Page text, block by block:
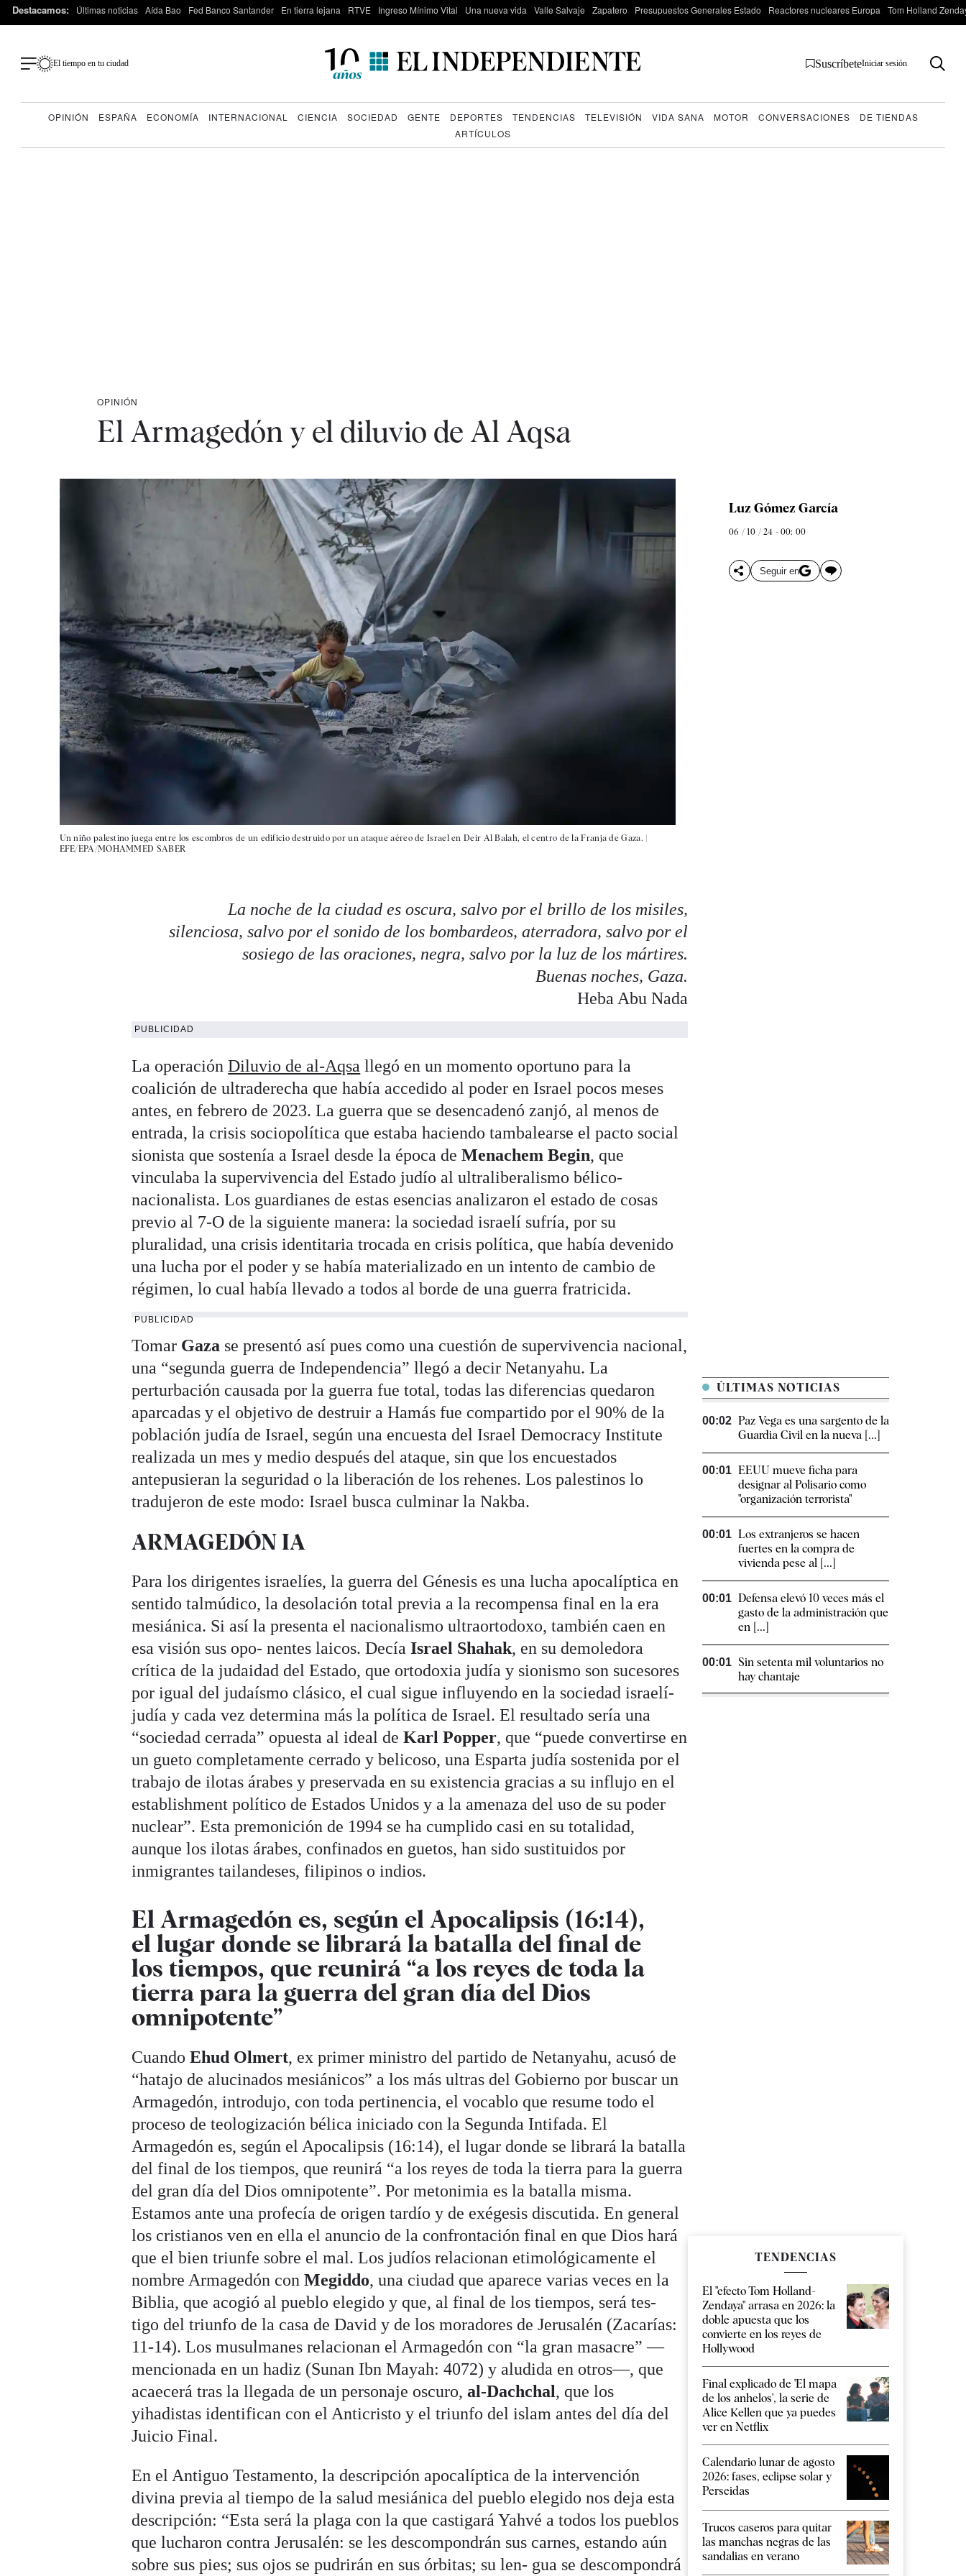
Destacamos: Últimas noticias Aída Bao Fed Banco Santander En tierra lejana RTVE Ingreso Mínimo Vital Una nueva vida Valle Salvaje Zapatero Presupuestos Generales Estado Reactores nucleares Europa Tom Holland
El tiempo en tu ciudad SuscríbeteIniciar sesión
OPINIÓN ESPAÑA ECONOMÍA INTERNACIONAL CIENCIA SOCIEDAD GENTE DEPORTES TENDENCIAS TELEVISIÓN VIDA SANA MOTOR CONVERSACIONES
DE TIENDAS
ARTÍCULOS
OPINIÓN
El Armagedón y el diluvio de Al Aqsa
Un niño palestino juega entre los escombros de un edificio destruido por un ataque aéreo de Israel en Deir Al Balah, el centro de la Franja de Gaza. |
EFE/EPA/MOHAMMED SABER
Luz Gómez García
06 / 10 / 24 - 00: 00
Seguir en
La noche de la ciudad es oscura, salvo por el brillo de los misiles,
silenciosa, salvo por el sonido de los bombardeos, aterradora, salvo por el
sosiego de las oraciones, negra, salvo por la luz de los mártires.
Buenas noches, Gaza.
Heba Abu Nada
PUBLICIDAD
La operaciónDiluvio de al-Aqsa llegó en un momento oportuno para la
coalición de ultraderecha que había accedido al poder en Israel pocos meses
antes, en febrero de 2023. La guerra que se desencadenó zanjó, al menos de
entrada, la crisis sociopolítica que estaba haciendo tambalearse el pacto social
sionista que sostenía a Israel desde la época deMenachem Begin, que
vinculaba la supervivencia del Estado judío al ultraliberalismo bélico-
nacionalista. Los guardianes de estas esencias analizaron el estado de cosas
previo al 7-O de la siguiente manera: la sociedad israelí sufría, por su
pluralidad, una crisis identitaria trocada en crisis política, que había devenido
una lucha por el poder y se había materializado en un intento de cambio de
régimen, lo cual había llevado a todos al borde de una guerra fratricida.
PUBLICIDAD
Tomar Gaza se presentó así pues como una cuestión de supervivencia nacional,
una “segunda guerra de Independencia” llegó a decir Netanyahu. La
perturbación causada por la guerra fue total, todas las diferencias quedaron
aparcadas y el objetivo de destruir a Hamás fue compartido por el 90% de la
población judía de Israel, según una encuesta del Israel Democracy Institute
realizada un mes y medio después del ataque, sin que los encuestados
antepusieran la seguridad o la liberación de los rehenes. Los palestinos lo
tradujeron de este modo: Israel busca culminar la Nakba.
ARMAGEDÓN IA
Para los dirigentes israelíes, la guerra del Génesis es una lucha apocalíptica en
sentido talmúdico, la desolación total previa a la recompensa final en la era
mesiánica. Si así la presenta el nacionalismo ultraortodoxo, también caen en
esa visión sus opo- nentes laicos. DecíaIsrael Shahak, en su demoledora
crítica de la judaidad del Estado, que ortodoxia judía y sionismo son sucesores
por igual del judaísmo clásico, el cual sigue influyendo en la sociedad israelí-
judía y cada vez determina más la política de Israel. El resultado sería una
“sociedad cerrada” opuesta al ideal deKarl Popper, que “puede convertirse en
un gueto completamente cerrado y belicoso, una Esparta judía sostenida por el
trabajo de ilotas árabes y preservada en su existencia gracias a su influjo en el
establishment político de Estados Unidos y a la amenaza del uso de su poder
nuclear”. Esta premonición de 1994 se ha cumplido casi en su totalidad,
aunque los ilotas árabes, confinados en guetos, han sido sustituidos por
inmigrantes tailandeses, filipinos o indios.
El Armagedón es, según el Apocalipsis (16:14),
el lugar donde se librará la batalla del final de
los tiempos, que reunirá “a los reyes de toda la
tierra para la guerra del gran día del Dios
omnipotente”
CuandoEhud Olmert, ex primer ministro del partido de Netanyahu, acusó de
“hatajo de alucinados mesiánicos” a los más ultras del Gobierno por buscar un
Armagedón, introdujo, con toda pertinencia, el vocablo que resume todo el
proceso de teologización bélica iniciado con la Segunda Intifada. El
Armagedón es, según el Apocalipsis (16:14), el lugar donde se librará la batalla
del final de los tiempos, que reunirá “a los reyes de toda la tierra para la guerra
del gran día del Dios omnipotente”. Por metonimia es la batalla misma.
Estamos ante una profecía de origen tardío y de exégesis discutida. En general
los cristianos ven en ella el anuncio de la confrontación final en que Dios hará
que el bien triunfe sobre el mal. Los judíos relacionan etimológicamente el
nombre Armagedón conMegiddo, una ciudad que aparece varias veces en la
Biblia, que acogió al pueblo elegido y que, al final de los tiempos, será tes-
tigo del triunfo de la casa de David y de los moradores de Jerusalén (Zacarías:
11-14). Los musulmanes relacionan el Armagedón con “la gran masacre” —
mencionada en un hadiz (Sunan Ibn Mayah: 4072) y aludida en otros—, que
acaecerá tras la llegada de un personaje oscuro,al-Dachchal, que los
yihadistas identifican con el Anticristo y el triunfo del islam antes del día del
Juicio Final.
En el Antiguo Testamento, la descripción apocalíptica de la intervención
divina previa al tiempo de la salud mesiánica del pueblo elegido nos deja esta
descripción: “Esta será la plaga con la que castigará Yahvé a todos los pueblos
que lucharon contra Jerusalén: se les descompondrán sus carnes, estando aún
sobre sus pies; sus ojos se pudrirán en sus órbitas; su len- gua se descompondrá
ÚLTIMAS NOTICIAS
00:02 Paz Vega es una sargento de la
Guardia Civil en la nueva [...]
00:01 EEUU mueve ficha para
designar al Polisario como
"organización terrorista"
00:01 Los extranjeros se hacen
fuertes en la compra de
vivienda pese al [...]
00:01 Defensa elevó 10 veces más el
gasto de la administración que
en [...]
00:01 Sin setenta mil voluntarios no
hay chantaje
TENDENCIAS
El "efecto Tom Holland-
Zendaya" arrasa en 2026: la
doble apuesta que los
convierte en los reyes de
Hollywood
Final explicado de 'El mapa
de los anhelos', la serie de
Alice Kellen que ya puedes
ver en Netflix
Calendario lunar de agosto
2026: fases, eclipse solar y
Perseidas
Trucos caseros para quitar
las manchas negras de las
sandalias en verano